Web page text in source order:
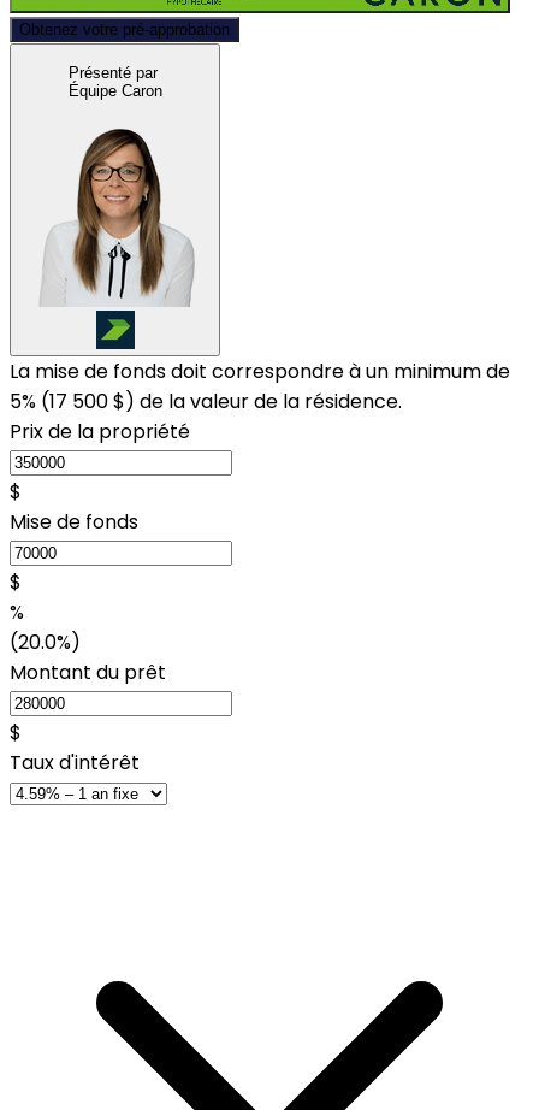
Obtenez votre pré-approbation
Présenté par
Équipe Caron
La mise de fonds doit correspondre à un minimum de
5% (17 500 $) de la valeur de la résidence.
Prix de la propriété
$
Mise de fonds
$
%
(20.0%)
Montant du prêt
$
Taux d'intérêt